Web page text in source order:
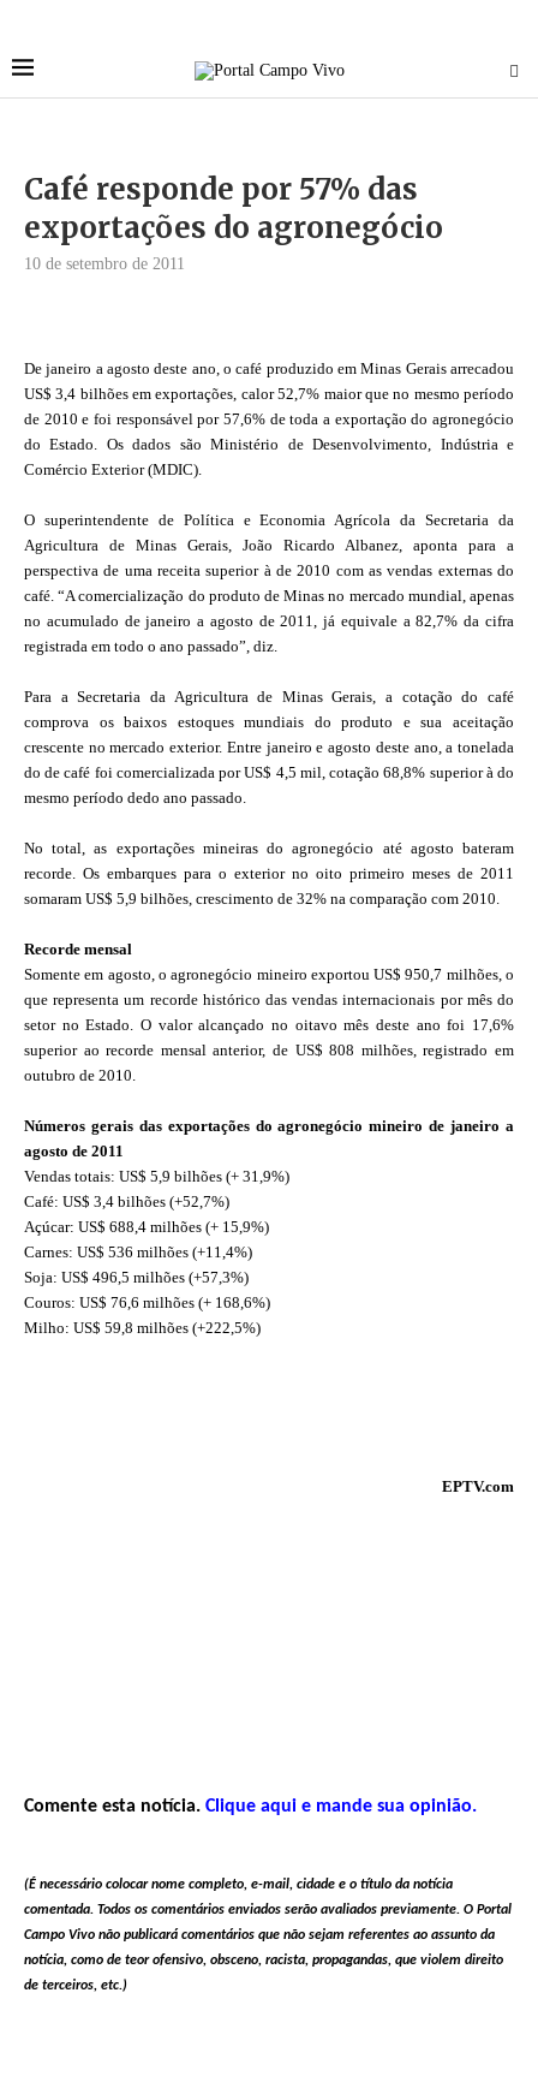
Café responde por 57% das
exportações do agronegócio
10 de setembro de 2011
De janeiro a agosto deste ano, o café produzido em Minas Gerais arrecadou
US$ 3,4 bilhões em exportações, calor 52,7% maior que no mesmo período
de 2010 e foi responsável por 57,6% de toda a exportação do agronegócio
do Estado. Os dados são Ministério de Desenvolvimento, Indústria e
Comércio Exterior (MDIC).
O superintendente de Política e Economia Agrícola da Secretaria da
Agricultura de Minas Gerais, João Ricardo Albanez, aponta para a
perspectiva de uma receita superior à de 2010 com as vendas externas do
café. “A comercialização do produto de Minas no mercado mundial, apenas
no acumulado de janeiro a agosto de 2011, já equivale a 82,7% da cifra
registrada em todo o ano passado”, diz.
Para a Secretaria da Agricultura de Minas Gerais, a cotação do café
comprova os baixos estoques mundiais do produto e sua aceitação
crescente no mercado exterior. Entre janeiro e agosto deste ano, a tonelada
do de café foi comercializada por US$ 4,5 mil, cotação 68,8% superior à do
mesmo período dedo ano passado.
No total, as exportações mineiras do agronegócio até agosto bateram
recorde. Os embarques para o exterior no oito primeiro meses de 2011
somaram US$ 5,9 bilhões, crescimento de 32% na comparação com 2010.
Recorde mensal
Somente em agosto, o agronegócio mineiro exportou US$ 950,7 milhões, o
que representa um recorde histórico das vendas internacionais por mês do
setor no Estado. O valor alcançado no oitavo mês deste ano foi 17,6%
superior ao recorde mensal anterior, de US$ 808 milhões, registrado em
outubro de 2010.
Números gerais das exportações do agronegócio mineiro de janeiro a
agosto de 2011
Vendas totais: US$ 5,9 bilhões (+ 31,9%)
Café: US$ 3,4 bilhões (+52,7%)
Açúcar: US$ 688,4 milhões (+ 15,9%)
Carnes: US$ 536 milhões (+11,4%)
Soja: US$ 496,5 milhões (+57,3%)
Couros: US$ 76,6 milhões (+ 168,6%)
Milho: US$ 59,8 milhões (+222,5%)
EPTV.com
Comente esta notícia. Clique aqui e mande sua opinião.
(É necessário colocar nome completo, e-mail, cidade e o título da notícia
comentada. Todos os comentários enviados serão avaliados previamente. O Portal
Campo Vivo não publicará comentários que não sejam referentes ao assunto da
notícia, como de teor ofensivo, obsceno, racista, propagandas, que violem direito
de terceiros, etc.)